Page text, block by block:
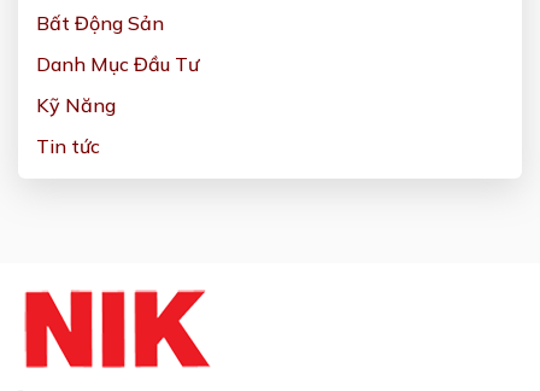
Bất Động Sản
Danh Mục Đầu Tư
Kỹ Năng
Tin tức